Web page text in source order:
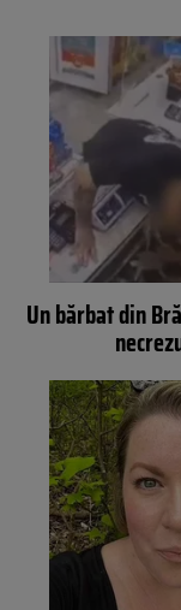
Un bărbat din